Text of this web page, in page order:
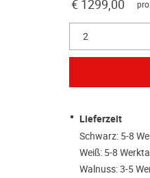
€ 1299,00
2
Lieferzeit
Schwarz: 5-8
Weiß: 5-8
Walnuss: 3-5